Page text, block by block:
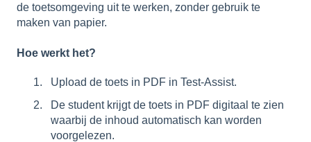
de toetsomgeving uit te werken, zonder gebruik te
maken van papier.
Hoe werkt het?
Upload de toets in PDF in Test-Assist.
De student krijgt de toets in PDF digitaal te zien
waarbij de inhoud automatisch kan worden
voorgelezen.